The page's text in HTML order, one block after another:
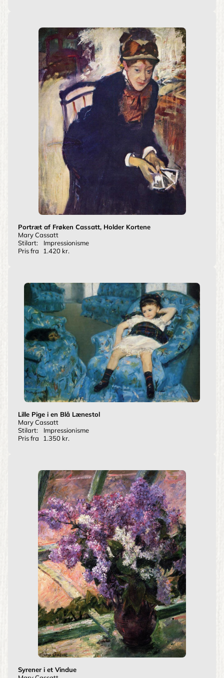
Portræt af Frøken Cassatt, Holder Kortene
Mary Cassatt
Stilart:
Impressionisme
Pris fra
1.420 kr.
Lille Pige i en Blå Lænestol
Mary Cassatt
Stilart:
Impressionisme
Pris fra
1.350 kr.
Syrener i et Vindue